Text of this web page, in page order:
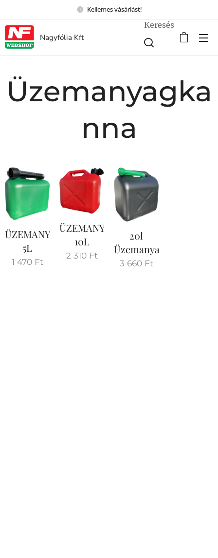
Kellemes vásárlást!
Nagyfólia Kft
Keresés
Üzemanyagka
nna
ÜZEMANYAGKANNA
5L
1 470Ft
ÜZEMANYAGKANNA
10L
2 310Ft
20l
Üzemanyagkanna
3 660Ft